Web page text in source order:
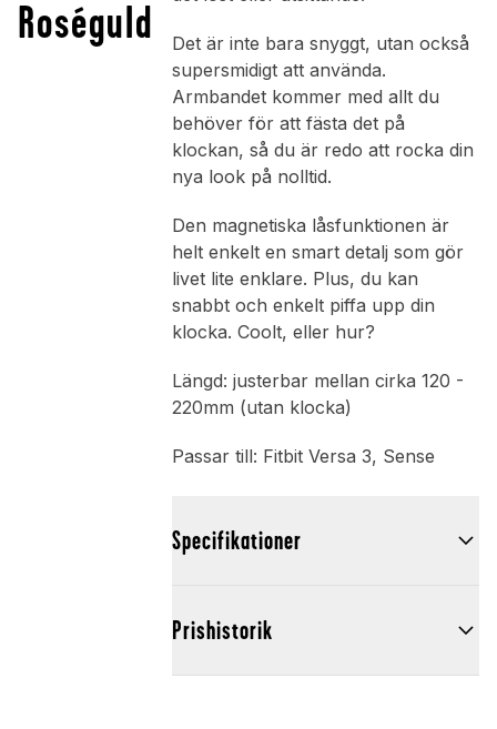
Roséguld
Det är inte bara snyggt, utan också
supersmidigt att använda.
Armbandet kommer med allt du
behöver för att fästa det på
klockan, så du är redo att rocka din
nya look på nolltid.
Den magnetiska låsfunktionen är
helt enkelt en smart detalj som gör
livet lite enklare. Plus, du kan
snabbt och enkelt piffa upp din
klocka. Coolt, eller hur?
Längd: justerbar mellan cirka 120 -
220mm (utan klocka)
Passar till: Fitbit Versa 3, Sense
Specifikationer
Prishistorik